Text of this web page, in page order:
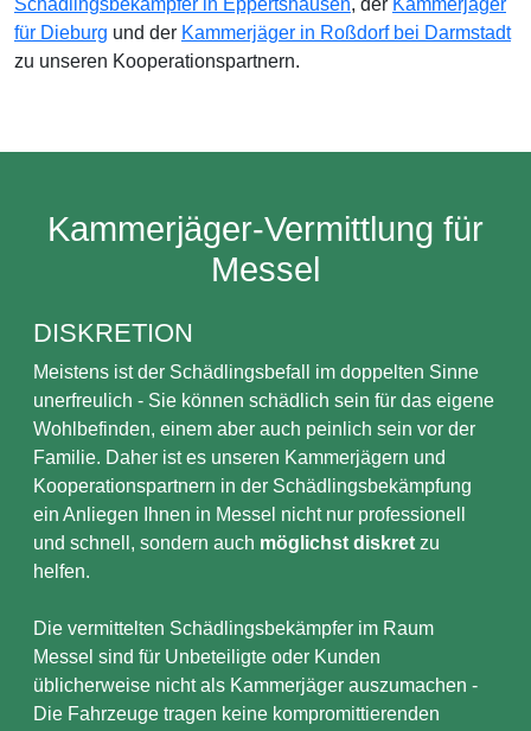
Schädlingsbekämpfer in Eppertshausen, der Kammerjäger
für Dieburg und der Kammerjäger in Roßdorf bei Darmstadt
zu unseren Kooperationspartnern.
Kammerjäger-Vermittlung für
Messel
DISKRETION
Meistens ist der Schädlingsbefall im doppelten Sinne
unerfreulich - Sie können schädlich sein für das eigene
Wohlbefinden, einem aber auch peinlich sein vor der
Familie. Daher ist es unseren Kammerjägern und
Kooperationspartnern in der Schädlingsbekämpfung
ein Anliegen Ihnen in Messel nicht nur professionell
und schnell, sondern auch möglichst diskret zu
helfen.
Die vermittelten Schädlingsbekämpfer im Raum
Messel sind für Unbeteiligte oder Kunden
üblicherweise nicht als Kammerjäger auszumachen -
Die Fahrzeuge tragen keine kompromittierenden